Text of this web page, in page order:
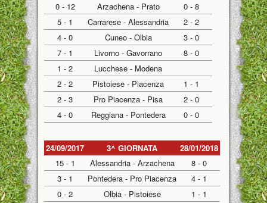
0 - 12
Arzachena - Prato
0 - 8
5 - 1
Carrarese - Alessandria
2 - 2
4 - 0
Cuneo - Olbia
3 - 0
7 - 1
Livorno - Gavorrano
8 - 0
1 - 2
Lucchese - Modena
2 - 2
Pistoiese - Piacenza
1 - 1
2 - 3
Pro Piacenza - Pisa
2 - 0
4 - 0
Reggiana - Pontedera 0 - 0
24/09/2017 3^ GIORNATA
28/01/2018
15 - 1
Alessandria - Arzachena
8 - 0
3 - 1
Pontedera - Pro Piacenza
4 - 1
0 - 2
Olbia - Pistoiese
1 - 1